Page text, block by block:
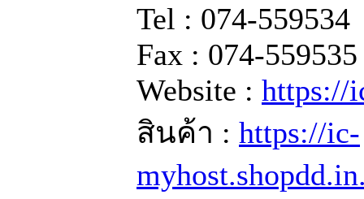
Tel : 074-559534
Fax : 074-559535
Website : https://
สินค้า : https://ic-